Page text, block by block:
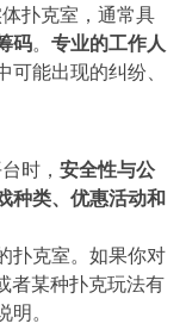
扑克室，通常具
码。 专业的工作人
能出现的纠纷、
时， 安全性与公
种类、优惠活动和
扑克室。如果你对
者某种扑克玩法有
。